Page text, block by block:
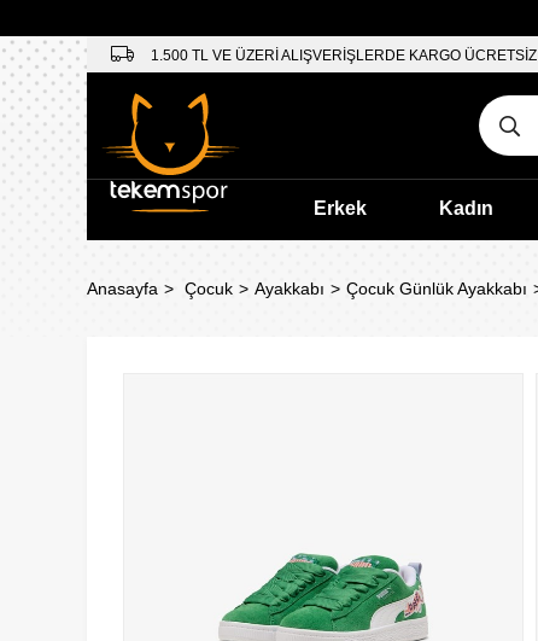
1.500 TL VE ÜZERİ ALIŞVERİŞLERDE KARGO ÜCRETSİZ
Erkek Kadın
Anasayfa Çocuk Ayakkabı Çocuk Günlük Ayakkabı